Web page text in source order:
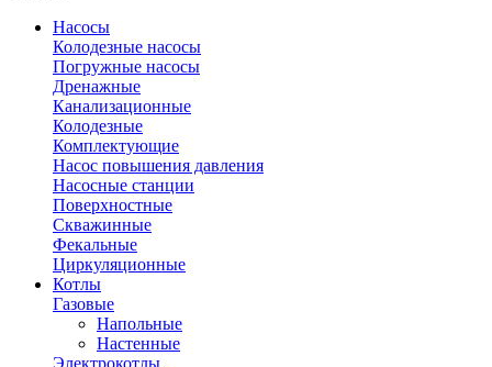
Насосы
Колодезные насосы
Погружные насосы
Дренажные
Канализационные
Колодезные
Комплектующие
Насос повышения давления
Насосные станции
Поверхностные
Скважинные
Фекальные
Циркуляционные
Котлы
Газовые
Напольные
Настенные
Электрокотлы